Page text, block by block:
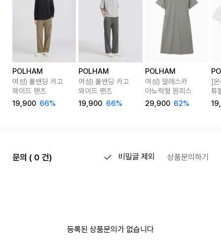
POLHAM
여성) 풀밴딩 카고
와이드 팬츠
19,900 66%
POLHAM
여성) 풀밴딩 카고
와이드 팬츠
19,900 66%
POLHAM
여성) 알래스카
아노락형 원피스
29,900 62%
[
튜
문의 ( 0 건) 비밀글 제외 상품문의하기
등록된 상품문의가 없습니다